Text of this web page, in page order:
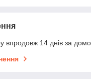
впродовж 14 днів за